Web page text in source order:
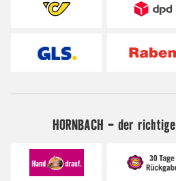
HORNBACH - der